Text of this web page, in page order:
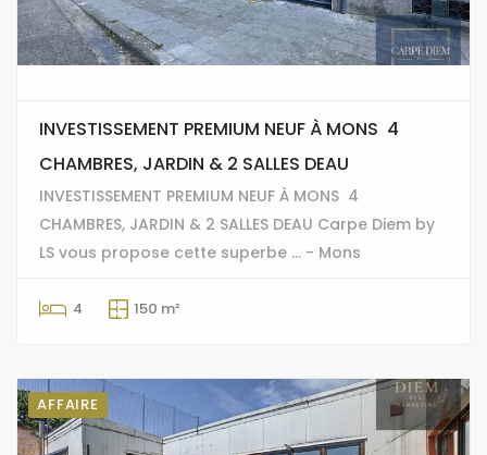
INVESTISSEMENT PREMIUM NEUF À MONS  4
CHAMBRES, JARDIN & 2 SALLES DEAU
INVESTISSEMENT PREMIUM NEUF À MONS  4
CHAMBRES, JARDIN & 2 SALLES DEAU Carpe Diem by
LS vous propose cette superbe ... - Mons
4 150 m²
AFFAIRE